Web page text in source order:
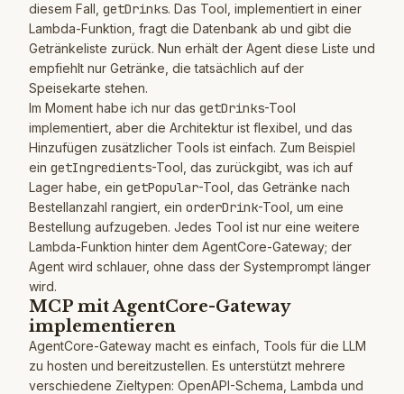
diesem Fall, getDrinks. Das Tool, implementiert in einer
Lambda-Funktion, fragt die Datenbank ab und gibt die
Getränkeliste zurück. Nun erhält der Agent diese Liste und
empfiehlt nur Getränke, die tatsächlich auf der
Speisekarte stehen.
Im Moment habe ich nur das getDrinks-Tool
implementiert, aber die Architektur ist flexibel, und das
Hinzufügen zusätzlicher Tools ist einfach. Zum Beispiel
ein getIngredients-Tool, das zurückgibt, was ich auf
Lager habe, ein getPopular-Tool, das Getränke nach
Bestellanzahl rangiert, ein orderDrink-Tool, um eine
Bestellung aufzugeben. Jedes Tool ist nur eine weitere
Lambda-Funktion hinter dem AgentCore-Gateway; der
Agent wird schlauer, ohne dass der Systemprompt länger
wird.
MCP mit AgentCore-Gateway
implementieren
AgentCore-Gateway macht es einfach, Tools für die LLM
zu hosten und bereitzustellen. Es unterstützt mehrere
verschiedene Zieltypen: OpenAPI-Schema, Lambda und